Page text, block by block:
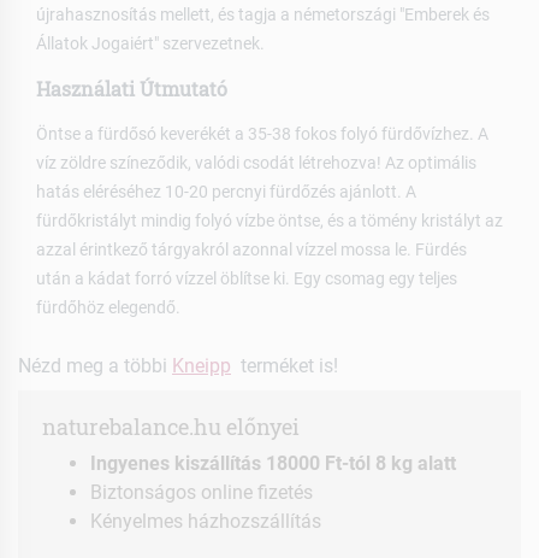
újrahasznosítás mellett, és tagja a németországi "Emberek és
Állatok Jogaiért" szervezetnek.
Használati Útmutató
Öntse a fürdősó keverékét a 35-38 fokos folyó fürdővízhez. A
víz zöldre színeződik, valódi csodát létrehozva! Az optimális
hatás eléréséhez 10-20 percnyi fürdőzés ajánlott. A
fürdőkristályt mindig folyó vízbe öntse, és a tömény kristályt az
azzal érintkező tárgyakról azonnal vízzel mossa le. Fürdés
után a kádat forró vízzel öblítse ki. Egy csomag egy teljes
fürdőhöz elegendő.
Nézd meg a többi Kneipp terméket is!
naturebalance.hu előnyei
Ingyenes kiszállítás 18000 Ft-tól 8 kg alatt
Biztonságos online fizetés
Kényelmes házhozszállítás